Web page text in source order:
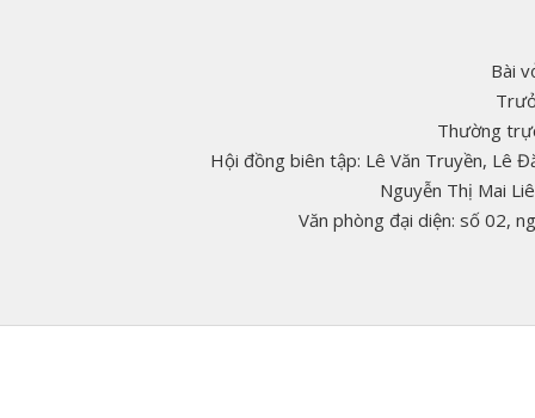
Bài
Thường
Hội đồng biên tập: Lê Văn Truyền, Lê
Nguyễn Thị Mai
Văn phòng đại diện: số 02,